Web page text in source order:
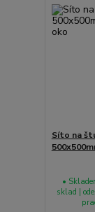
Síto na
•
sklad |